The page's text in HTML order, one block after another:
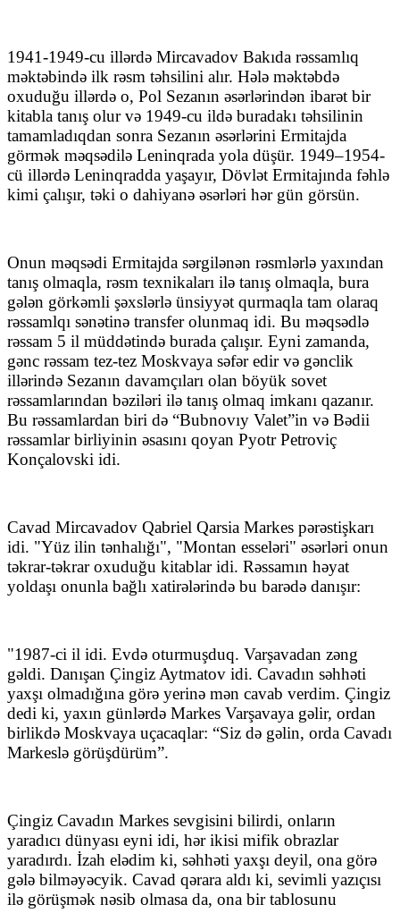
1941-1949-cu illərdə Mircavadov Bakıda rəssamlıq
məktəbində ilk rəsm təhsilini alır. Hələ məktəbdə
oxuduğu illərdə o, Pol Sezanın əsərlərindən ibarət bir
kitabla tanış olur və 1949-cu ildə buradakı təhsilinin
tamamladıqdan sonra Sezanın əsərlərini Ermitajda
görmək məqsədilə Leninqrada yola düşür. 1949–1954-
cü illərdə Leninqradda yaşayır, Dövlət Ermitajında fəhlə
kimi çalışır, təki o dahiyanə əsərləri hər gün görsün.
Onun məqsədi Ermitajda sərgilənən rəsmlərlə yaxından
tanış olmaqla, rəsm texnikaları ilə tanış olmaqla, bura
gələn görkəmli şəxslərlə ünsiyyət qurmaqla tam olaraq
rəssamlqı sənətinə transfer olunmaq idi. Bu məqsədlə
rəssam 5 il müddətində burada çalışır. Eyni zamanda,
gənc rəssam tez-tez Moskvaya səfər edir və gənclik
illərində Sezanın davamçıları olan böyük sovet
rəssamlarından bəziləri ilə tanış olmaq imkanı qazanır.
Bu rəssamlardan biri də “Bubnovıy Valet”in və Bədii
rəssamlar birliyinin əsasını qoyan Pyotr Petroviç
Konçalovski idi.
Cavad Mircavadov Qabriel Qarsia Markes pərəstişkarı
idi. "Yüz ilin tənhalığı", "Montan esseləri" əsərləri onun
təkrar-təkrar oxuduğu kitablar idi. Rəssamın həyat
yoldaşı onunla bağlı xatirələrində bu barədə danışır:
"1987-ci il idi. Evdə oturmuşduq. Varşavadan zəng
gəldi. Danışan Çingiz Aytmatov idi. Cavadın səhhəti
yaxşı olmadığına görə yerinə mən cavab verdim. Çingiz
dedi ki, yaxın günlərdə Markes Varşavaya gəlir, ordan
birlikdə Moskvaya uçacaqlar: “Siz də gəlin, orda Cavadı
Markeslə görüşdürüm”.
Çingiz Cavadın Markes sevgisini bilirdi, onların
yaradıcı dünyası eyni idi, hər ikisi mifik obrazlar
yaradırdı. İzah elədim ki, səhhəti yaxşı deyil, ona görə
gələ bilməyəcyik. Cavad qərara aldı ki, sevimli yazıçısı
ilə görüşmək nəsib olmasa da, ona bir tablosunu